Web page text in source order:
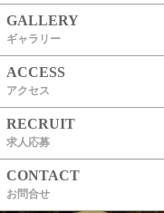
GALLERY
ギャラリー
ACCESS
アクセス
RECRUIT
求人応募
CONTACT
お問合せ